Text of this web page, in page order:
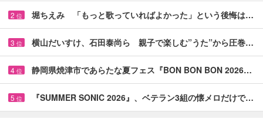
2 位 堀ちえみ 「もっと歌っていればよかった」という後悔は…
3 位 横山だいすけ、石田泰尚ら 親子で楽しむ”うた”から圧巻…
4 位 静岡県焼津市であらたな夏フェス『BON BON BON 2026…
5 位 『SUMMER SONIC 2026』、ベテラン3組の懐メロだけで…